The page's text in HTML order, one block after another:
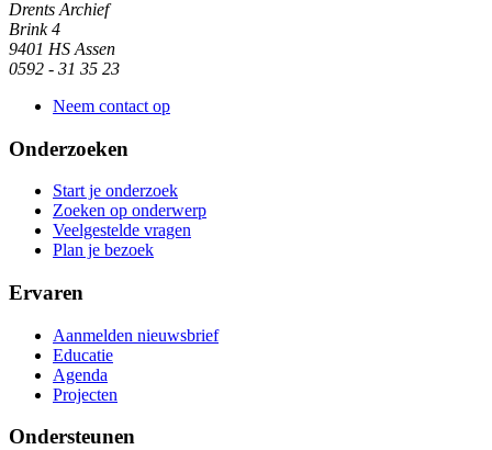
Drents Archief
Brink 4
9401 HS Assen
0592 - 31 35 23
Neem contact op
Onderzoeken
Start je onderzoek
Zoeken op onderwerp
Veelgestelde vragen
Plan je bezoek
Ervaren
Aanmelden nieuwsbrief
Educatie
Agenda
Projecten
Ondersteunen